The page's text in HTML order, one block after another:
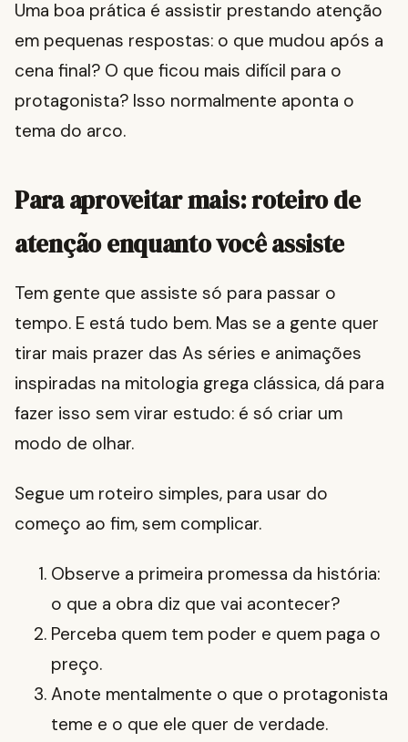
Uma boa prática é assistir prestando atenção
em pequenas respostas: o que mudou após a
cena final? O que ficou mais difícil para o
protagonista? Isso normalmente aponta o
tema do arco.
Para aproveitar mais: roteiro de
atenção enquanto você assiste
Tem gente que assiste só para passar o
tempo. E está tudo bem. Mas se a gente quer
tirar mais prazer das As séries e animações
inspiradas na mitologia grega clássica, dá para
fazer isso sem virar estudo: é só criar um
modo de olhar.
Segue um roteiro simples, para usar do
começo ao fim, sem complicar.
Observe a primeira promessa da história:
o que a obra diz que vai acontecer?
Perceba quem tem poder e quem paga o
preço.
Anote mentalmente o que o protagonista
teme e o que ele quer de verdade.